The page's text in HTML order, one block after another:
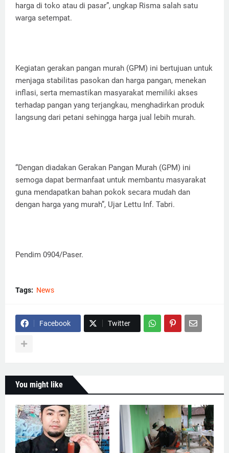
harga di toko atau di pasar”, ungkap Risma salah satu
warga setempat.
Kegiatan gerakan pangan murah (GPM) ini bertujuan untuk
menjaga stabilitas pasokan dan harga pangan, menekan
inflasi, serta memastikan masyarakat memiliki akses
terhadap pangan yang terjangkau, menghadirkan produk
langsung dari petani sehingga harga jual lebih murah.
“Dengan diadakan Gerakan Pangan Murah (GPM) ini
semoga dapat bermanfaat untuk membantu masyarakat
guna mendapatkan bahan pokok secara mudah dan
dengan harga yang murah”, Ujar Lettu Inf. Tabri.
Pendim 0904/Paser.
Tags: News
Facebook Twitter
You might like